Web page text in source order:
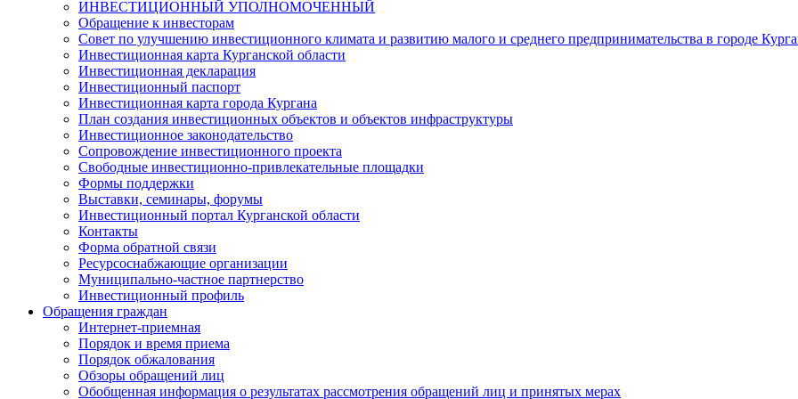
ИНВЕСТИЦИОННЫЙ УПОЛНОМОЧЕННЫЙ
Обращение к инвесторам
Совет по улучшению инвестиционного климата и развитию малого и среднего предпринимательства в городе
Инвестиционная карта Курганской области
Инвестиционная декларация
Инвестиционный паспорт
Инвестиционная карта города Кургана
План создания инвестиционных объектов и объектов инфраструктуры
Инвестиционное законодательство
Сопровождение инвестиционного проекта
Свободные инвестиционно-привлекательные площадки
Формы поддержки
Выставки, семинары, форумы
Инвестиционный портал Курганской области
Контакты
Форма обратной связи
Ресурсоснабжающие организации
Муниципально-частное партнерство
Инвестиционный профиль
Обращения граждан
Интернет-приемная
Порядок и время приема
Порядок обжалования
Обзоры обращений лиц
Обобщенная информация о результатах рассмотрения обращений лиц и принятых мерах